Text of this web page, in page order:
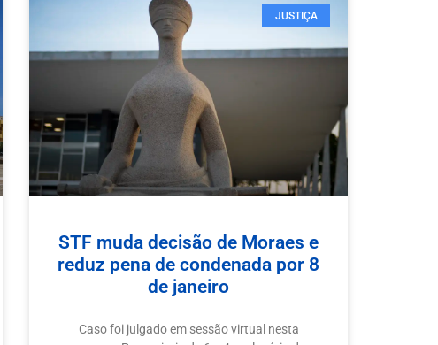
JUSTIÇA
STF muda decisão de Moraes e
reduz pena de condenada por 8
de janeiro
Caso foi julgado em sessão virtual nesta